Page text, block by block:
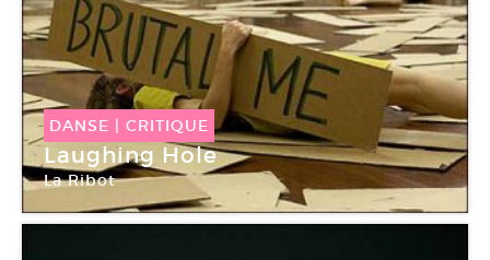
DANSE | CRITIQUE
Laughing Hole
La Ribot
Centre Pompidou Paris